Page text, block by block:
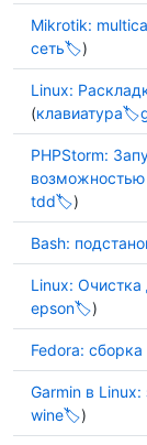
Mikrotik:
сеть
)
Linux:
(клавиатура
PHPStorm:
возможностью
tdd
)
Bash:
Linux: Очистка
epson
)
Fedora:
Garmin в Linux:
wine
)